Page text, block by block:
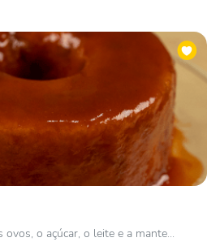
o açúcar, o leite e a mante...